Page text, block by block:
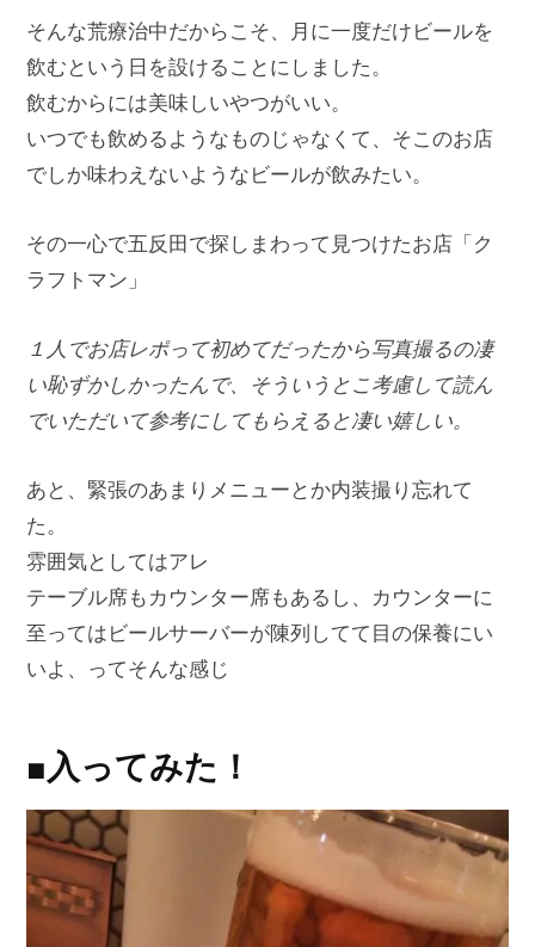
そんな荒療治中だからこそ、月に一度だけビールを
飲むという日を設けることにしました。
飲むからには美味しいやつがいい。
いつでも飲めるようなものじゃなくて、そこのお店
でしか味わえないようなビールが飲みたい。
その一心で五反田で探しまわって見つけたお店「ク
ラフトマン」
１人でお店レポって初めてだったから写真撮るの凄
い恥ずかしかったんで、そういうとこ考慮して読ん
でいただいて参考にしてもらえると凄い嬉しい。
あと、緊張のあまりメニューとか内装撮り忘れて
た。
雰囲気としてはアレ
テーブル席もカウンター席もあるし、カウンターに
至ってはビールサーバーが陳列してて目の保養にい
いよ、ってそんな感じ
■入ってみた！